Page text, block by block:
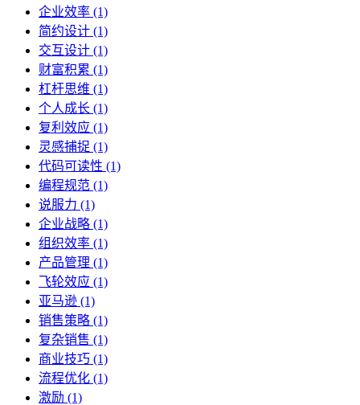
企业效率 (1)
简约设计 (1)
交互设计 (1)
财富积累 (1)
杠杆思维 (1)
个人成长 (1)
复利效应 (1)
灵感捕捉 (1)
代码可读性 (1)
编程规范 (1)
说服力 (1)
企业战略 (1)
组织效率 (1)
产品管理 (1)
飞轮效应 (1)
亚马逊 (1)
销售策略 (1)
复杂销售 (1)
商业技巧 (1)
流程优化 (1)
激励 (1)